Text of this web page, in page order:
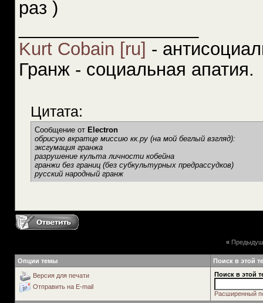
раз )
Kurt Cobain [ru] -
Гранж - социальная апатия.
Цитата:
Сообщение от Electron
обрисую вкратце миссию кк.ру (на мой беглый взгляд):
эксгумация гранжа
разрушение культа личности кобейна
гранжи без границ (без субкультурных предрассудков)
русский народный гранж
«
Опции темы Поиск в этой
Версия для печати
Отправить на E-mail
Поиск в этой
Расширенный